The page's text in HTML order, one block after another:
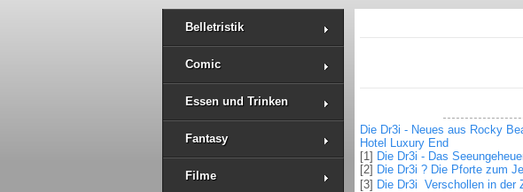
Belletristik
Comic
Essen und Trinken
Fantasy
Filme
Die Dr3i - Neues aus Rocky
Hotel Luxury End
[1] Die Dr3i - Das
[2] Die Dr3i ? Die Pforte zum
[3] Die Dr3i  Verschollen in der